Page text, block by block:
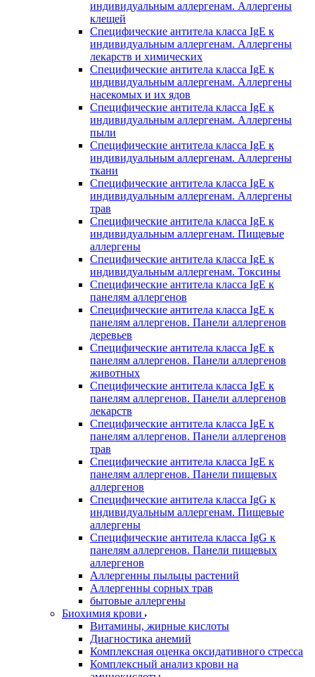
индивидуальным аллергенам. Аллергены
клещей
Специфические антитела класса IgE к
индивидуальным аллергенам. Аллергены
лекарств и химических
Специфические антитела класса IgE к
индивидуальным аллергенам. Аллергены
насекомых и их ядов
Специфические антитела класса IgE к
индивидуальным аллергенам. Аллергены
пыли
Специфические антитела класса IgE к
индивидуальным аллергенам. Аллергены
ткани
Специфические антитела класса IgE к
индивидуальным аллергенам. Аллергены
трав
Специфические антитела класса IgE к
индивидуальным аллергенам. Пищевые
аллергены
Специфические антитела класса IgE к
индивидуальным аллергенам. Токсины
Специфические антитела класса IgE к
панелям аллергенов
Специфические антитела класса IgE к
панелям аллергенов. Панели аллергенов
деревьев
Специфические антитела класса IgE к
панелям аллергенов. Панели аллергенов
животных
Специфические антитела класса IgE к
панелям аллергенов. Панели аллергенов
лекарств
Специфические антитела класса IgE к
панелям аллергенов. Панели аллергенов
трав
Специфические антитела класса IgE к
панелям аллергенов. Панели пищевых
аллергенов
Специфические антитела класса IgG к
индивидуальным аллергенам. Пищевые
аллергены
Специфические антитела класса IgG к
панелям аллергенов. Панели пищевых
аллергенов
Аллергенны пыльцы растений
Аллергенны сорных трав
бытовые аллергены
Биохимия крови
Витамины, жирные кислоты
Диагностика анемий
Комплексная оценка оксидативного стресса
Комплексный анализ крови на